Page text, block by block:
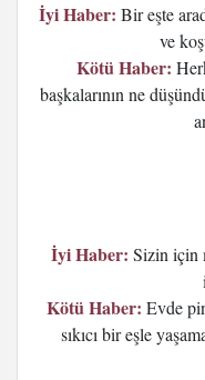
İyi Haber: Bir eşte
ve
Kötü Haber:
başkalarının ne
İyi Haber: Sizin için
Kötü Haber: Evde
sıkıcı bir eşle